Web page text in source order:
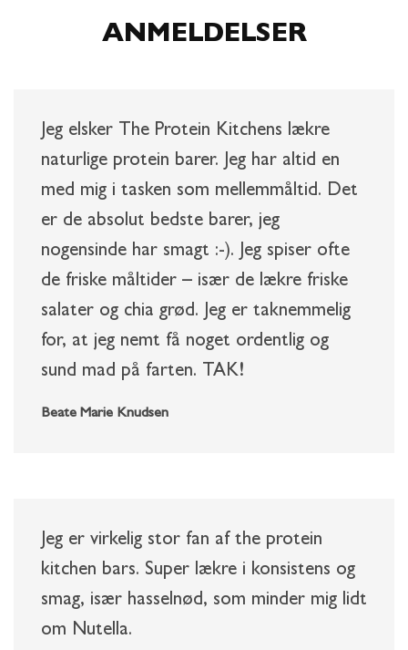
ANMELDELSER
Jeg elsker The Protein Kitchens lækre
naturlige protein barer. Jeg har altid en
med mig i tasken som mellemmåltid. Det
er de absolut bedste barer, jeg
nogensinde har smagt :-). Jeg spiser ofte
de friske måltider – især de lækre friske
salater og chia grød. Jeg er taknemmelig
for, at jeg nemt få noget ordentlig og
sund mad på farten. TAK!
Beate Marie Knudsen
Jeg er virkelig stor fan af the protein
kitchen bars. Super lækre i konsistens og
smag, især hasselnød, som minder mig lidt
om Nutella.